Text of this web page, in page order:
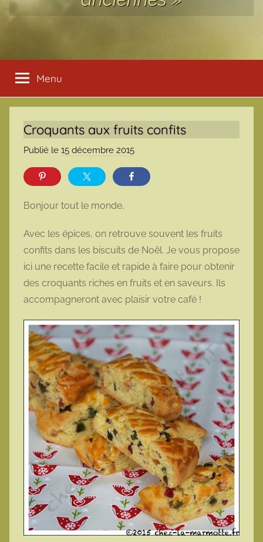
Menu
Croquants aux fruits confits
Publié le 15 décembre 2015
a
o
t
t
e
Bonjour tout le monde,
Avec les épices, on retrouve souvent les fruits
confits dans les biscuits de Noël. Je vous propose
ici une recette facile et rapide à faire pour obtenir
des croquants riches en fruits et en saveurs. Ils
accompagneront avec plaisir votre café !